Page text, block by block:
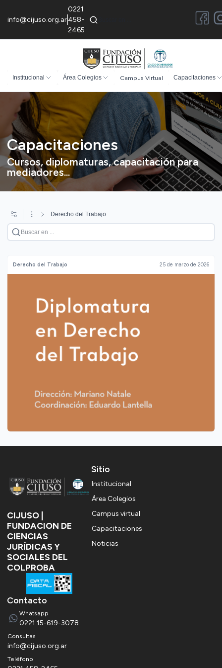
info@cijuso.org.ar
0221
458-
2465
Institucional Área Colegios Campus Virtual Capacitaciones
Capacitaciones
Cursos, diplomaturas, capacitación para
mediadores...
Derecho del Trabajo
Derecho del Trabajo 25 de marzo de 2026
CIJUSO |
FUNDACION DE
CIENCIAS
JURÍDICAS Y
SOCIALES DEL
COLPROBA
Sitio
Institucional
Área Colegios
Campus virtual
Capacitaciones
Noticias
Contacto
Whatsapp
0221 15-619-3078
consultas
info@cijuso.org.ar
Teléfono